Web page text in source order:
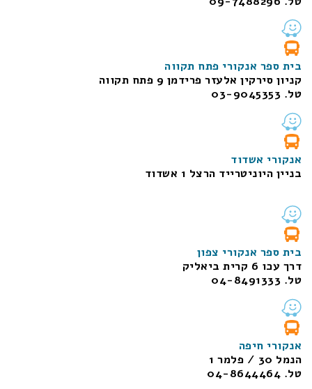
בית ספר אנקורי פתח תקווה
קניון סירקין אלעזר פרידמן 9 פתח תקווה
טל. 03-9045353
אנקורי אשדוד
בניין היוניטרייד הרצל 1 אשדוד
בית ספר אנקורי צפון
דרך עכו 6 קרית ביאליק
טל. 04-8491333
אנקורי חיפה
הנמל 30 / פלמר 1
טל. 04-8644464